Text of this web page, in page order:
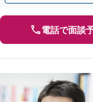
電話で面談